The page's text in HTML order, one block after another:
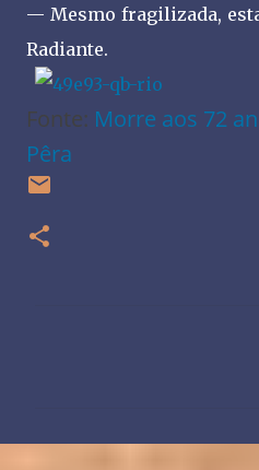
— Mesmo fragilizada,
Radiante.
Fonte: Morre aos 72
Pêra